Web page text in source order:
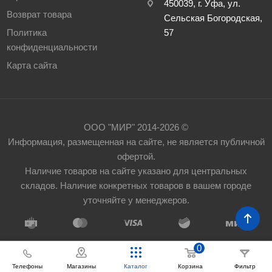
Возврат товара
Политика
конфиденциальности
Карта сайта
450039, г. Уфа, ул.
Сельская Богородская,
57
ООО "МИР" 2014-2026 ©
Информация, размещенная на сайте, не является публичной
офертой.
Наличие товаров на сайте указано для центральных
складов. Наличие конкретных товаров в вашем городе
уточняйте у менеджеров.
Телефоны Магазины Каталог Корзина
0
Фильтр